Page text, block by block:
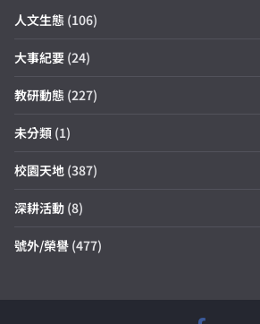
人文生態 (106)
大事紀要 (24)
教研動態 (227)
未分類 (1)
校園天地 (387)
深耕活動 (8)
號外/榮譽 (477)